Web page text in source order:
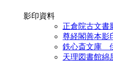
影印資料
正倉院古文書
尊経閣善本影
鉄心斎文庫
天理図書館